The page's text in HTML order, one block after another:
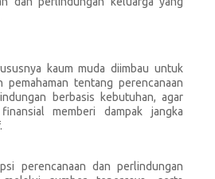
kaum muda diimbau untuk
pemahaman tentang perencanaan
berbasis kebutuhan, agar
memberi dampak jangka
perencanaan dan perlindungan